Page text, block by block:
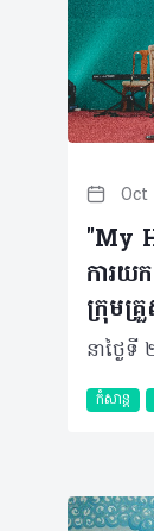
Oct
"My
ការយ
ក្រុមគ្រួ
កំសាន្ត